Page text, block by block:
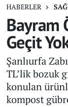
HABERLER
Bayram
Geçit
Şanlıurfa
TL’lik bozuk
konulan
kompost